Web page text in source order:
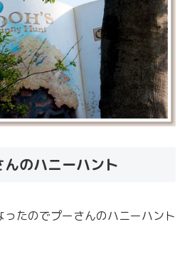
のハニーハント
たのでプーさんのハニーハント